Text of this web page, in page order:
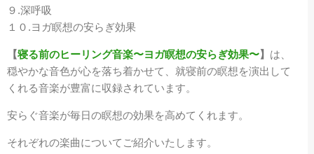
９.深呼吸
１０.ヨガ瞑想の安らぎ効果
【寝る前のヒーリング音楽〜ヨガ瞑想の安らぎ効果〜】 は、
穏やかな音色が心を落ち着かせて、就寝前の瞑想を演出して
くれる音楽が豊富に収録されています。
安らぐ音楽が毎日の瞑想の効果を高めてくれます。
それぞれの楽曲についてご紹介いたします。